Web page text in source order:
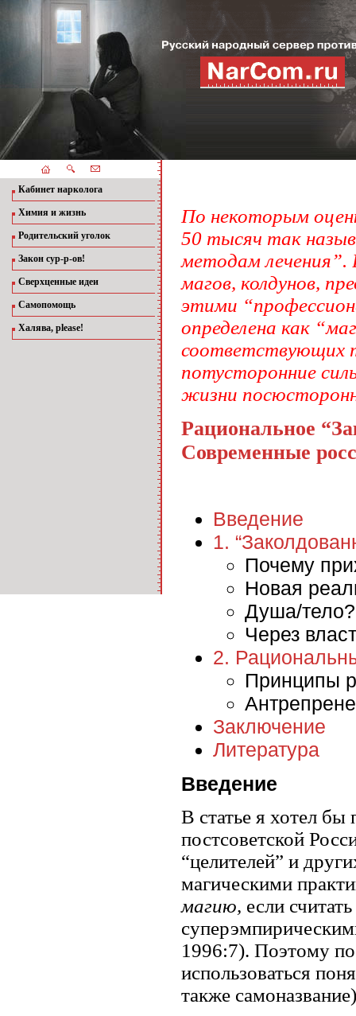
Кабинет нарколога
Химия и жизнь
Родительский уголок
Закон сур-р-ов!
Сверхценные идеи
Самопомощь
Халява, please!
По некоторым
50 тысяч так
методам
магов, колдунов,
этими
определена как
соответствующих
потусторонние
жизни
Рациональное
Современные
Введение
1.
Почему
Новая
Душа/тело?
Через
2.
Принципы
Заключение
Литература
Введение
В статье я хотел бы
постсоветской
“целителей” и
магическими
магию, если
1996:7). Поэтому
использоваться
также